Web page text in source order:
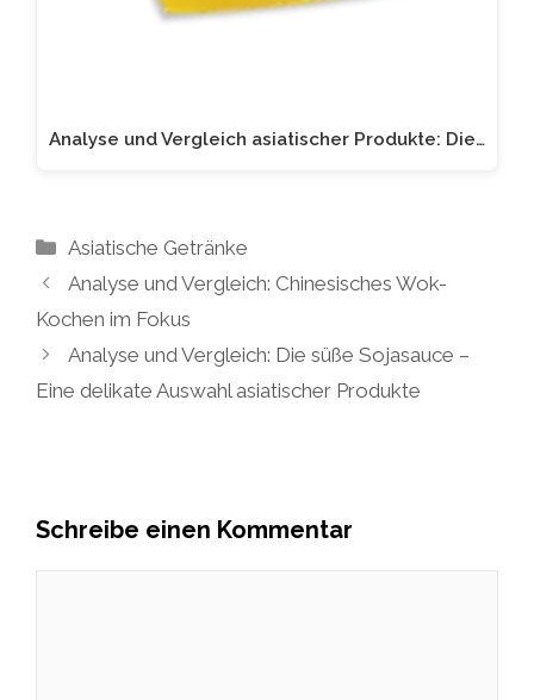
Analyse und Vergleich asiatischer Produkte: Die…
Kategorien
Asiatische Getränke
Analyse und Vergleich: Chinesisches Wok-
Kochen im Fokus
Analyse und Vergleich: Die süße Sojasauce –
Eine delikate Auswahl asiatischer Produkte
Schreibe einen Kommentar